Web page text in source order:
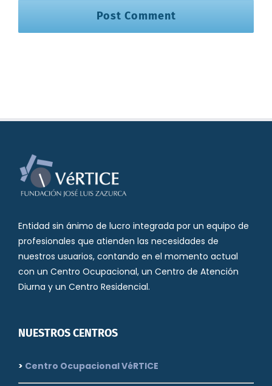
Entidad sin ánimo de lucro integrada por un equipo de
profesionales que atienden las necesidades de
nuestros usuarios, contando en el momento actual
con un Centro Ocupacional, un Centro de Atención
Diurna y un Centro Residencial.
NUESTROS CENTROS
> Centro Ocupacional VéRTICE